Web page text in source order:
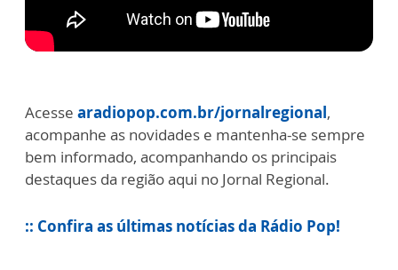
Acesse aradiopop.com.br/jornalregional,
acompanhe as novidades e mantenha-se sempre
bem informado, acompanhando os principais
destaques da região aqui no Jornal Regional.
:: Confira as últimas notícias da Rádio Pop!